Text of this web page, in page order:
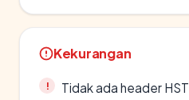
Kekurangan
Tidak ada header